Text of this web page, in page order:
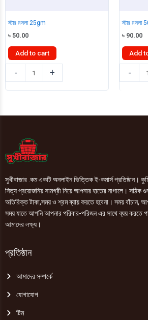
স্টার মসলা 25gm
৳ 50.00
Add to cart
-
মসলা
25gm
+
স্টার মসলা
৳ 90.00
Add
-
মসলা
50g
সুখীবাজার .কম একটি অনলাইন ভিত্তিক ই-কমার্স প্রতিষ্ঠান।
নিত্য প্রয়োজনিয় সামগ্রী নিয়ে আপনার হাতের নাগালে।
অতিরিক্ত টাকা,সময় ও শ্রম ব্যায় করতে হবেনা। সময় বাঁচান,
সময় যাতে আপনি আপনার পরিবার-পরিজন এর সাথে ব্যয় করতে
আমাদের লক্ষ্য।
প্রতিষ্ঠান
আমাদের সম্পর্কে
যোগাযোগ
টিম